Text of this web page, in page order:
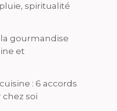
spiritualité
gourmandise
et
: 6 accords
soi